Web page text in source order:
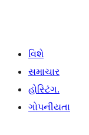
વિશે
સમાચાર
હોસ્ટિંગ.
ગોપનીયતા